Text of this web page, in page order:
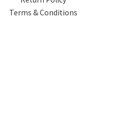
Terms & Conditions